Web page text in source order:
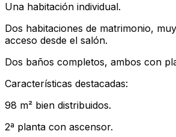
Una habitación individual.
Dos habitaciones de matrimonio,
acceso desde el salón.
Dos baños completos, ambos con
Características destacadas:
98 m² bien distribuidos.
2ª planta con ascensor.